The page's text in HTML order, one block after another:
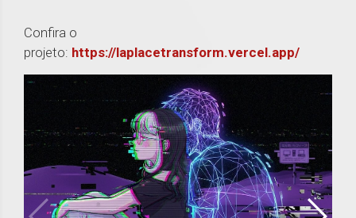
Confira o
projeto: https://laplacetransform.vercel.app/